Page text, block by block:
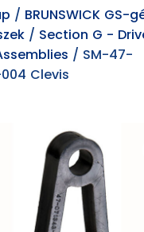
/ BRUNSWICK GS-
/ Section G -
/ SM-47-
Clevis